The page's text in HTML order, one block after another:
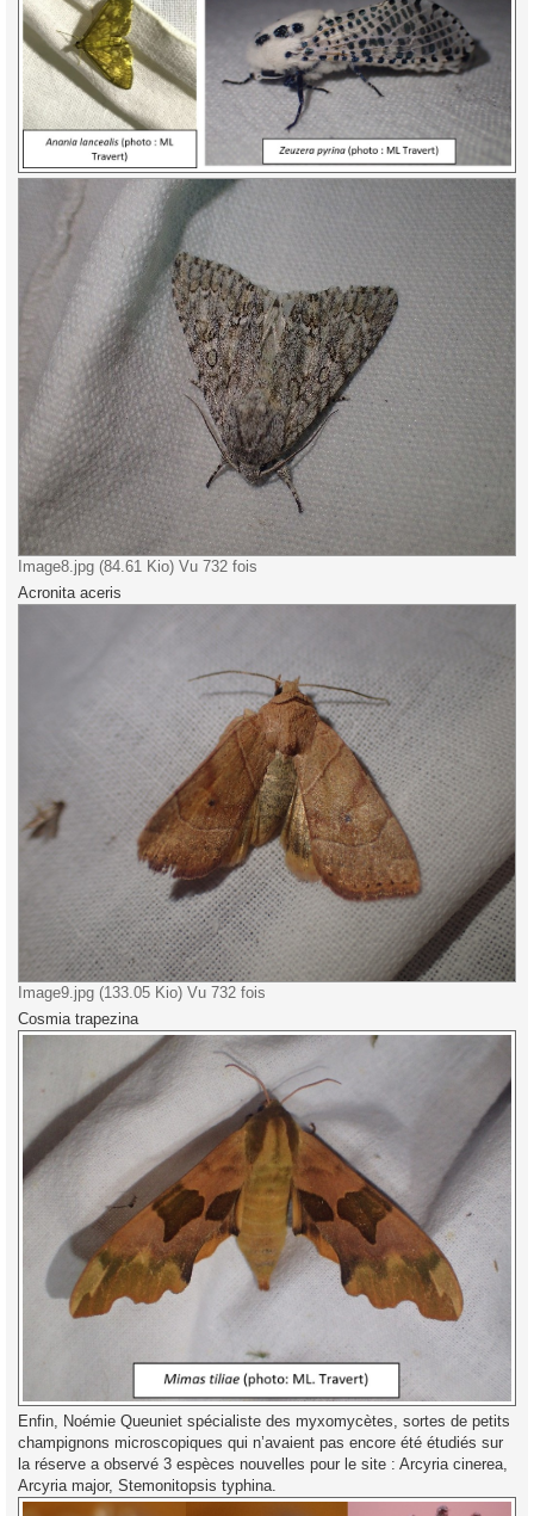
Image8.jpg (84.61 Kio) Vu 732 fois
Acronita aceris
Image9.jpg (133.05 Kio) Vu 732 fois
Cosmia trapezina
Enfin, Noémie Queuniet spécialiste des myxomycètes, sortes de petits
champignons microscopiques qui n’avaient pas encore été étudiés sur
la réserve a observé 3 espèces nouvelles pour le site : Arcyria cinerea,
Arcyria major, Stemonitopsis typhina.